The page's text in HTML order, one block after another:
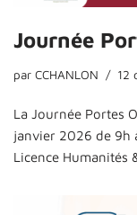
Journée
par CCHANLON 12
La Journée Portes
janvier 2026 de 9h
Licence Humanités